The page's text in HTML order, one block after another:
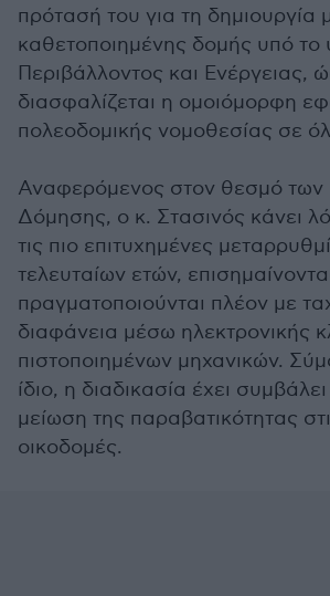
πρότασή του για τη δημιουργία
καθετοποιημένης δομής υπό το
Περιβάλλοντος και Ενέργειας,
διασφαλίζεται η ομοιόμορφη
πολεοδομικής νομοθεσίας σε
Αναφερόμενος στον θεσμό των
Δόμησης, ο κ. Στασινός κάνει
τις πιο επιτυχημένες
τελευταίων ετών,
πραγματοποιούνται πλέον με
διαφάνεια μέσω ηλεκτρονικής
πιστοποιημένων μηχανικών.
ίδιο, η διαδικασία έχει
μείωση της παραβατικότητας
οικοδομές.